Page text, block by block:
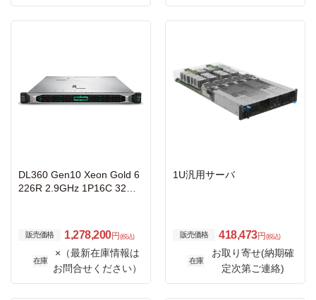
DL360 Gen10 Xeon Gold 6
226R 2.9GHz 1P16C 32GB
M57416-T NC GSモデル
販売価格 1,278,200円 (税込)
在庫
×（最新在庫情報は
お問合せください）
1U汎用サーバ
販売価格 418,473円 (税込)
在庫
お取り寄せ(納期確
定次第ご連絡)